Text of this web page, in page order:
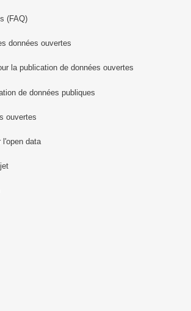
(FAQ)
données ouvertes
la publication de données ouvertes
de données publiques
ouvertes
l'open data